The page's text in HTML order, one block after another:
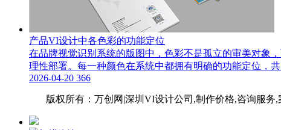
产品VI设计中各色彩的功能定位
在品牌视觉识别系统的版图中，色彩不是孤立的审美对象
理性部署。每一种颜色在系统中都拥有明确的功能定位
2026-04-20 366
版权所有：万创网|深圳VI设计公司,制作价格,咨询服务